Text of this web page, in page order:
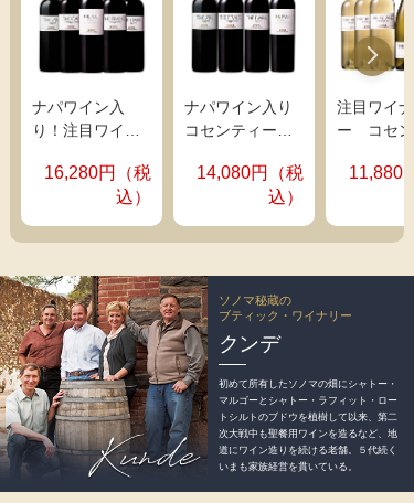
人気ロックスターや世界的に有名なワイン通が訪れ、上質な
ナパワインを謳歌しています。
サンフランシスコから車で1時間ほ
どの場所に位置するナパ・ヴァレー
は、南北約50キロ・東西約8キロと小
さな地域にもかかわらず、気候も標
高も土壌も驚くほど多彩。そこで、
生産者たちはそれぞれの土地の特性を見極めた、唯一無二の
個性を表現する味わいを追求してきました。その結果、いま
や世界的にも高い評価を受けるワイナリーが数多く存在す
レーで植栽されるスターといえば、何といっても赤品種のカ
ベルネ・ソーヴィニヨンと白品種のシャルドネです。中で
も、カベルネから造られた稀少なカルトワインは、ワイン愛
好家の羨望の的として高値で取引されているケースもよく見
られます。
ナパワイン入
り！注目ワイナ
ィーノ赤ワイン
16,280円（税
込）
ナパワイン入り
コセンティーノ
ット
14,080円（税
込）
注目ワイナ
ー コセン
白ワイン品
ト
11,880
ソノマ秘蔵の
ブティック・ワイナリー
クンデ
初めて所有したソノマの畑にシャトー・
マルゴーとシャトー・ラフィット・ロー
トシルトのブドウを植樹して以来、第二
次大戦中も聖餐用ワインを造るなど、地
道にワイン造りを続ける老舗。５代続く
いまも家族経営を貫いている。